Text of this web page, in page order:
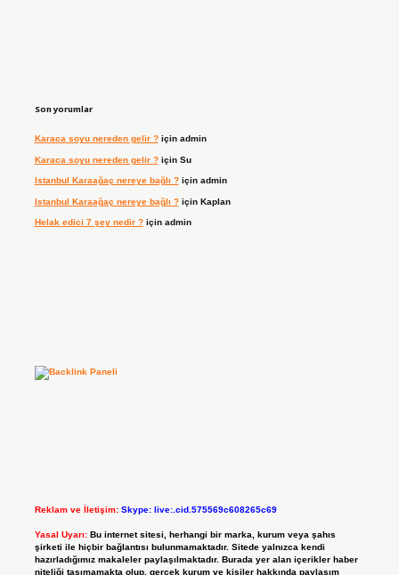
Son yorumlar
Karaca soyu nereden gelir ?için admin
Karaca soyu nereden gelir ?için Su
Istanbul Karaağaç nereye bağlı ?için admin
Istanbul Karaağaç nereye bağlı ?için Kaplan
Helak edici 7 şey nedir ?için admin
Reklam ve İletişim: Skype: live:.cid.575569c608265c69
Yasal Uyarı: Bu internet sitesi, herhangi bir marka, kurum veya şahıs
şirketi ile hiçbir bağlantısı bulunmamaktadır. Sitede yalnızca kendi
hazırladığımız makaleler paylaşılmaktadır. Burada yer alan içerikler haber
niteliği taşımamakta olup, gerçek kurum ve kişiler hakkında paylaşım